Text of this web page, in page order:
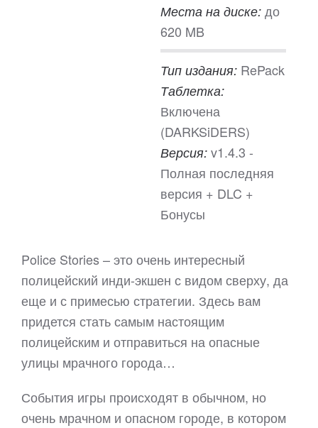
Места на диске: до
620 MB
Тип издания: RePack
Таблетка:
Включена
(DARKSiDERS)
Версия: v1.4.3 -
Полная последняя
версия + DLC +
Бонусы
Police Stories – это очень интересный
полицейский инди-экшен с видом сверху, да
еще и с примесью стратегии. Здесь вам
придется стать самым настоящим
полицейским и отправиться на опасные
улицы мрачного города…
События игры происходят в обычном, но
очень мрачном и опасном городе, в котором